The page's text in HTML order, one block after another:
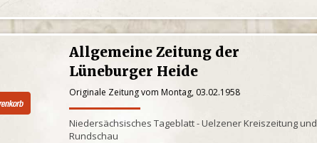
Allgemeine Zeitung der
Lüneburger Heide
Originale Zeitung vom Montag, 03.02.1958
Niedersächsisches Tageblatt - Uelzener Kreiszeitung und
Rundschau